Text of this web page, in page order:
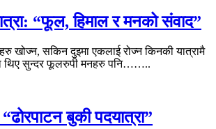
“फूल, हिमाल र मनको संवाद”
खोज्न, सकिन दुइमा एकलाई रोज्न किनकी यात्रामै
थिए सुन्दर फूलरुपी मनहरु पनि……..
बुकी पदयात्रा”